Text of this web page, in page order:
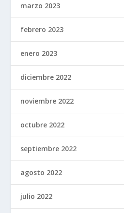
marzo 2023
febrero 2023
enero 2023
diciembre 2022
noviembre 2022
octubre 2022
septiembre 2022
agosto 2022
julio 2022